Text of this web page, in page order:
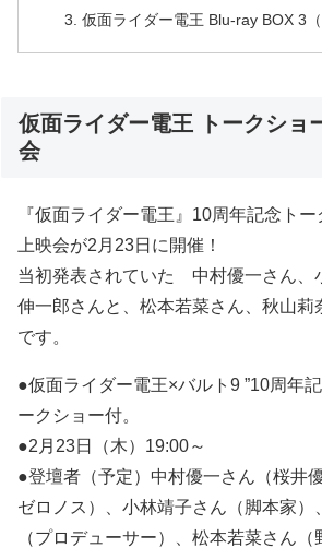
仮面ライダー電王 Blu-ray BOX 3（
仮面ライダー電王 トークショ
会
『仮面ライダー電王』10周年記念ト
上映会が2月23日に開催！
当初発表されていた 中村優一さん、
伸一郎さんと、松本若菜さん、秋山莉
です。
●仮面ライダー電王×バルト9 ”10周年
ークショー付。
●2月23日（木）19:00～
●登壇者（予定）中村優一さん（桜井
ゼロノス）、小林靖子さん（脚本家）
（プロデューサー）、松本若菜さん